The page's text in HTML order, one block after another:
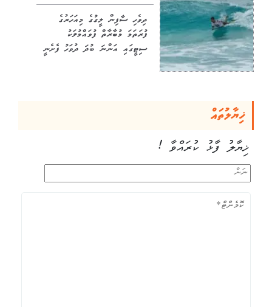
ދިވެހި ސާފިން ލީގުގެ މިއަހަރުގެ
ފުރަތަމަ މުބާރާތް ފުވައްމުލަކު
ސިޓީގައި އަންނަ ބުދަ ދުވަހު ފެށެނީ
ޚިޔާލުތައް
ޚިޔާލު ފާޅު ކުރައްވާ !